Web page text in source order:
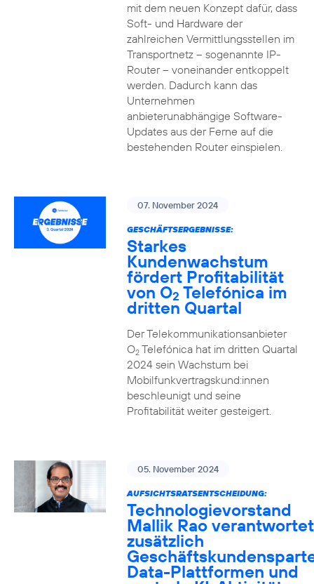
mit dem neuen Konzept dafür, dass
Soft- und Hardware der
zahlreichen Vermittlungsstellen im
Transportnetz – sogenannte IP-
Router – voneinander entkoppelt
werden. Dadurch kann das
Unternehmen
anbieterunabhängige Software-
Updates aus der Ferne auf die
bestehenden Router einspielen.
07. November 2024
GESCHÄFTSERGEBNISSE:
Starkes
Kundenwachstum
fördert Profitabilität
von O2 Telefónica im
dritten Quartal
Der Telekommunikationsanbieter
O2Telefónica hat im dritten Quartal
2024 sein Wachstum bei
Mobilfunkvertragskund:innen
beschleunigt und seine
Profitabilität weiter gesteigert.
05. November 2024
AUFSICHTSRATSENTSCHEIDUNG:
Technologievorstand
Mallik Rao verantwortet
zusätzlich
Data-Plattformen und